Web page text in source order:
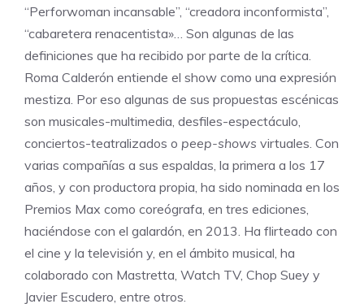
“Perforwoman incansable”, “creadora inconformista”,
“cabaretera renacentista»… Son algunas de las
definiciones que ha recibido por parte de la crítica.
Roma Calderón entiende el show como una expresión
mestiza. Por eso algunas de sus propuestas escénicas
son musicales-multimedia, desfiles-espectáculo,
conciertos-teatralizados o peep-shows virtuales. Con
varias compañías a sus espaldas, la primera a los 17
años, y con productora propia, ha sido nominada en los
Premios Max como coreógrafa, en tres ediciones,
haciéndose con el galardón, en 2013. Ha flirteado con
el cine y la televisión y, en el ámbito musical, ha
colaborado con Mastretta, Watch TV, Chop Suey y
Javier Escudero, entre otros.